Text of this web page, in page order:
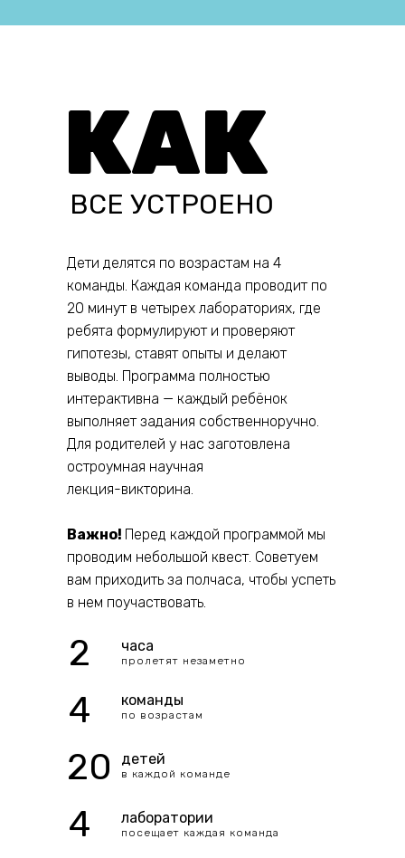
КАК
ВСЕ УСТРОЕНО
Дети делятся по возрастам на 4
команды. Каждая команда проводит по
20 минут в четырех лабораториях, где
ребята формулируют и проверяют
гипотезы, ставят опыты и делают
выводы. Программа полностью
интерактивна — каждый ребёнок
выполняет задания собственноручно.
Для родителей у нас заготовлена
остроумная научная
лекция-викторина.
Важно! Перед каждой программой мы
проводим небольшой квест. Советуем
вам приходить за полчаса, чтобы успеть
в нем поучаствовать.
часа
пролетят незаметно
команды
по возрастам
детей
в каждой команде
лаборатории
посещает каждая команда
2
4
20
4